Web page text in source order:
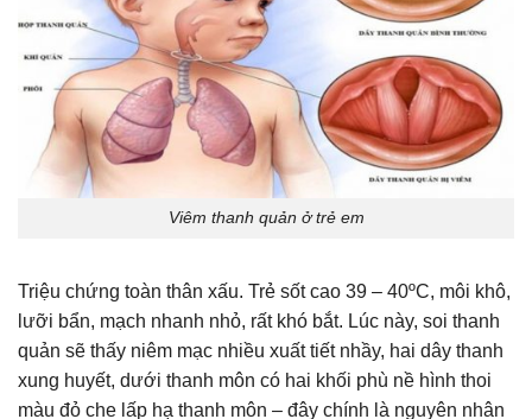
Viêm thanh quản ở trẻ em
Triệu chứng toàn thân xấu. Trẻ sốt cao 39 – 40ºC, môi khô,
lưỡi bẩn, mạch nhanh nhỏ, rất khó bắt. Lúc này, soi thanh
quản sẽ thấy niêm mạc nhiều xuất tiết nhầy, hai dây thanh
xung huyết, dưới thanh môn có hai khối phù nề hình thoi
màu đỏ che lấp hạ thanh môn – đây chính là nguyên nhân